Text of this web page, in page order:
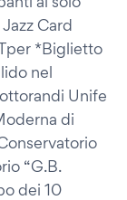
Card
*Biglietto
nel
Unife
di
“G.B.
dei 10